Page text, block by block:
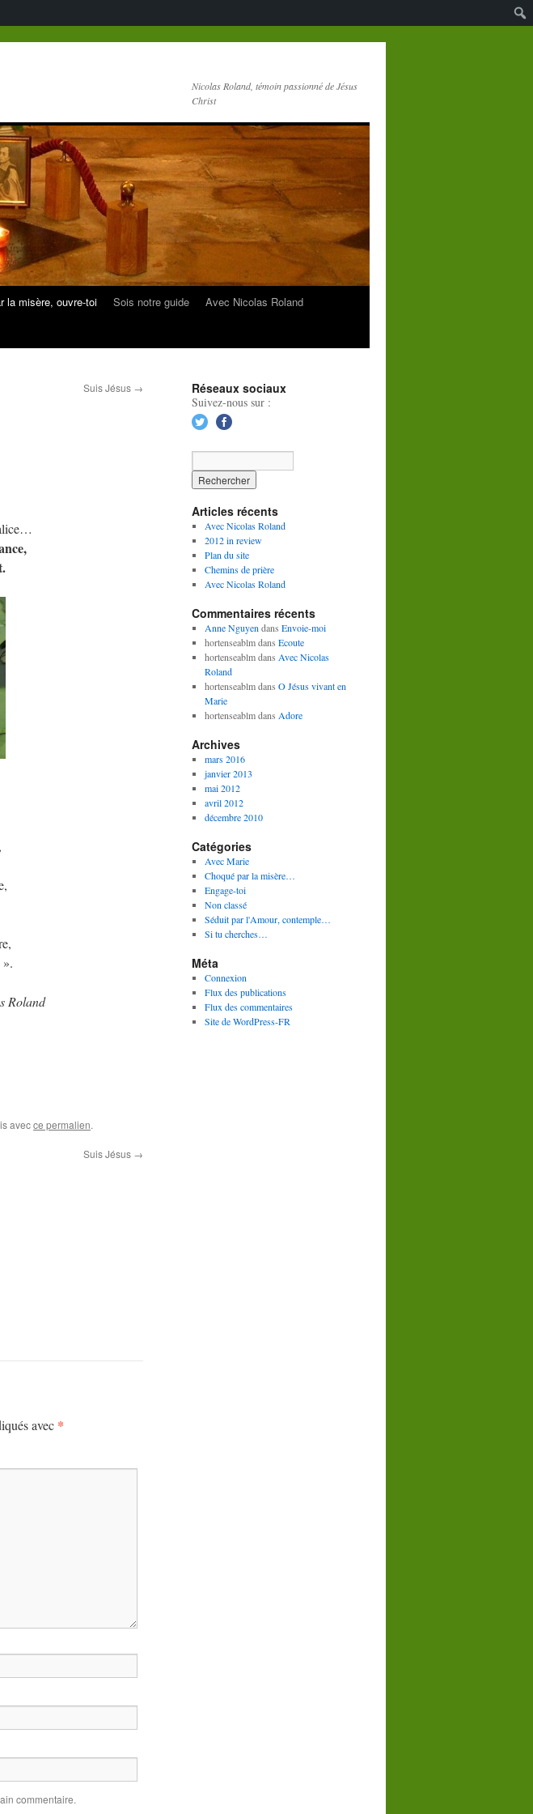
Nicolas Roland, témoin passionné de Jésus
Christ
la misère, ouvre-toi Sois notre guide
Avec Nicolas Roland
Suis Jésus →
avecce permalien.
Suis Jésus →
avec *
commentaire.
Réseaux sociaux
Suivez-nous sur :
Articles récents
Avec Nicolas Roland
2012 in review
Plan du site
Chemins de prière
Avec Nicolas Roland
Commentaires récents
Anne Nguyen dans Envoie-moi
hortenseablmdans Ecoute
hortenseablmdans Avec Nicolas
Roland
hortenseablmdans O Jésus vivant en
Marie
hortenseablmdans Adore
Archives
mars 2016
janvier 2013
mai 2012
avril 2012
décembre 2010
Catégories
Avec Marie
Choqué par la misère…
Engage-toi
Non classé
Séduit par l'Amour, contemple…
Si tu cherches…
Méta
Connexion
Flux des publications
Flux des commentaires
Site de WordPress-FR